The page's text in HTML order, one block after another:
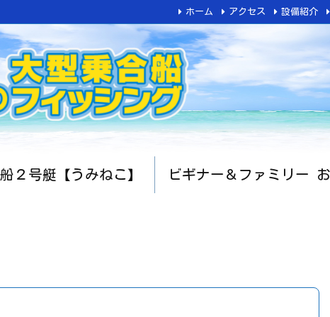
２号艇【うみねこ】 ビギナー＆ファミリー
ホーム アクセス 設備紹介